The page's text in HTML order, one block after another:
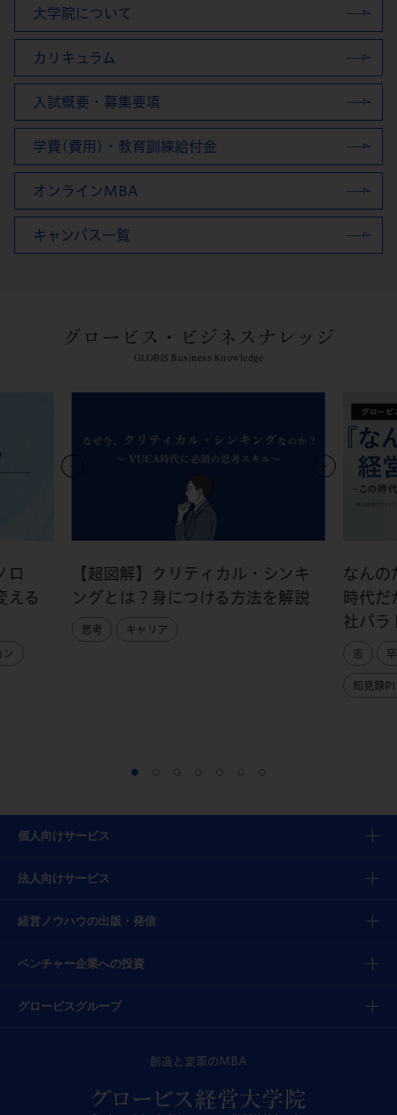
大学院について
カリキュラム
入試概要・募集要項
学費(費用)・教育訓練給付金
オンラインMBA
キャンパス一覧
グロービス・ビジネスナレッジ
GLOBIS Business Knowledge
ロ
える
ン
【超図解】クリティカル・シンキ
ングとは？身につける方法を解説
思考 キャリア
なんの
時代だ
社パラ
志
知見録
個人向けサービス
法人向けサービス
経営ノウハウの出版・発信
ベンチャー企業への投資
グロービスグループ
創造と変革のMBA